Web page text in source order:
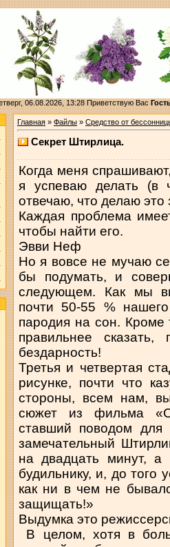
06.08.2026, 13:28Приветствую Вас
Главная» Файлы» Средство от
Секрет Штирлица.
Когда меня
я успеваю делать (в
отвечаю, что делаю это
Каждая проблема
чтобы найти его.
Эвви Неф
Но я вовсе не мучаю
бы подумать, и
следующем. Как мы
почти 50-55 %
пародия на сон. Кроме
правильнее
бездарность!
Третья и четвертая
рисунке, почти что
стороны, всем нам,
сюжет из фильма
ставший поводом
замечательный
на двадцать минут, а
будильнику, и, до того
как ни в чем не
защищать!»
Выдумка это
В целом, хотя в